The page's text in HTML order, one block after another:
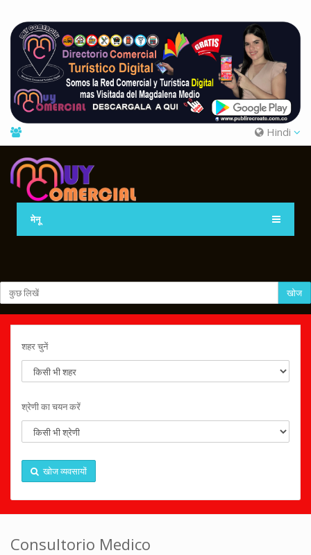
Hindi
मेनू
खोज
शहर चुनें
श्रेणी का चयन करें
खोज व्यवसायों
Consultorio Medico